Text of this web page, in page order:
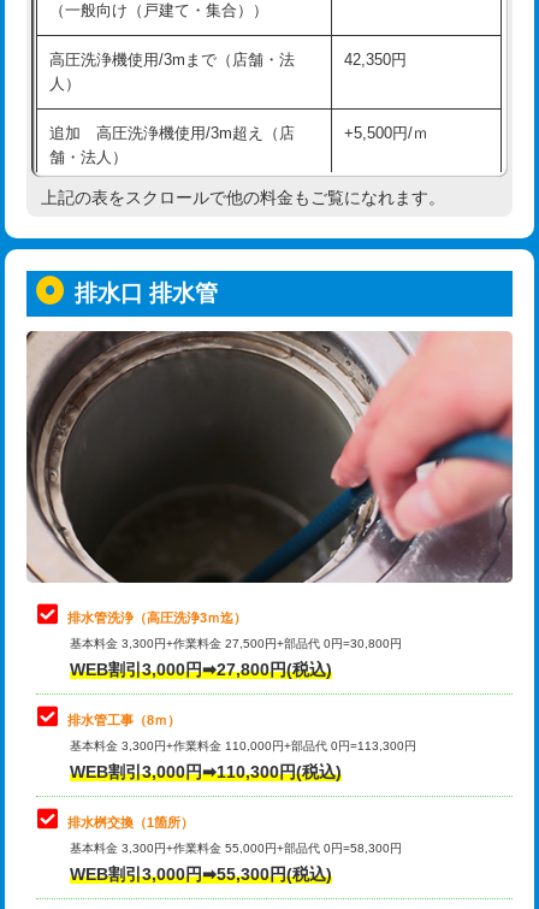
※給水管工事は20mmまでの価格です。
給水管工事※（保温材使用（バンド止
め込み）)
5,500円
給水管工事※（土の掘削・埋め戻し作
業)
11,000円
給水管工事※（塩ビ管（VP・HI）使
用/3ｍまで)
用（追加）/3ｍ超え)
給水管工事※（ライニング鋼管・銅
管・ポリ管・HT管使用/3ｍまで)
44,000円
給水管工事※（ライニング鋼管・銅
管・ポリ管・HT管使用/3ｍ超え)
+8,800円
排水管工事（土の掘削・埋め戻し作
業）
11,000円~
排水管工事（排水管工事/3ｍまで） 55,000円
排水管工事（追加 排水管工事/3ｍ超
え）
マス交換（土の掘削・埋め戻し作業）
マス交換（深さ50㎝未満）
マス交換（深さ50㎝以上）
コンクリート斫り（厚さ10㎝まで）
コンクリート斫り（厚さ10㎝超え）
（一般向け（戸建て・集合））
高圧洗浄機使用/3mまで（店舗・法
人）
42,350円
追加 高圧洗浄機使用/3m超え（店
舗・法人）
+5,500円/ｍ
高度高圧洗浄換 現地調査
トーラー機使用/3mまで
追加トーラー機使用/3m超え +3,300円
カメラ調査 33,000円
桝清掃 8,800円
止水・漏水調査・防水処理・清掃・修
理・調整・分解・加工など（軽作業）
11,000円
止水・漏水調査・防水処理・清掃・修
理・調整・分解・加工など（中作業）
22,000円
止水・漏水調査・防水処理・清掃・修
理・調整・分解・加工など（重作業）
33,000円
その他部品の脱着
交換・取付（タンク）
交換・取付(単水栓（壁付・デッキ
式）)
交換・取付(混合水栓（壁付・デッキ
16,500円+材料費
上記の表をスクロールで他の料金もご覧になれます。
排水口 排水管
排水管洗浄（高圧洗浄3ｍ迄）
基本料金 3,300円+作業料金 27,500円+部品代 0円=30,800円
WEB割引3,000円➡27,800円(税込)
排水管工事（8ｍ）
基本料金 3,300円+作業料金 110,000円+部品代 0円=113,300円
WEB割引3,000円➡110,300円(税込)
排水桝交換（1箇所）
基本料金 3,300円+作業料金 55,000円+部品代 0円=58,300円
WEB割引3,000円➡55,300円(税込)